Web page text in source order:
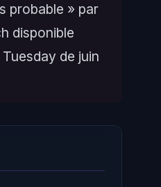
probable » par
disponible
de juin